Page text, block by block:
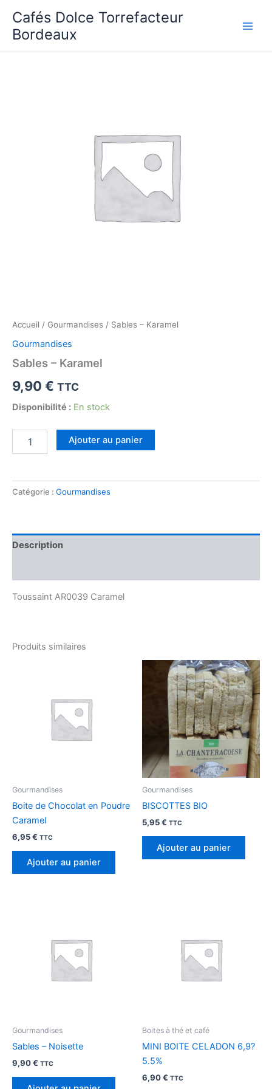
contenu
Cafés Dolce Torrefacteur
Bordeaux
Accueil / Gourmandises / Sables – Karamel
Gourmandises
Sables – Karamel
9,90 € TTC
Disponibilité : En stock
Karamel
Ajouter au panier
Catégorie : Gourmandises
Description
Toussaint AR0039 Caramel
Produits similaires
Gourmandises
Boite de Chocolat en Poudre
Caramel
6,95€ TTC
Ajouter au panier
Gourmandises
BISCOTTES BIO
5,95€ TTC
Ajouter au panier
Gourmandises
Sables – Noisette
9,90€ TTC
Boites à thé et café
MINI BOITE CELADON 6,9?
5.5%
6,90€ TTC